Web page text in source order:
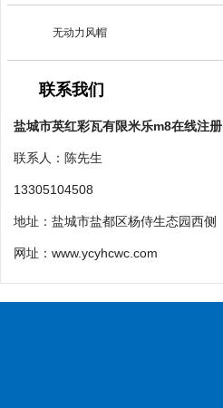
无动力风帽
联系我们
盐城市英红彩瓦有限米乐m8在线注册
联系人：陈先生
13305104508
地址：盐城市盐都区杨侍生态园西侧
网址： www.ycyhcwc.com